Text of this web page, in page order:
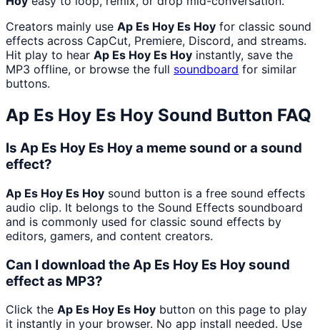
Creators mainly use Ap Es Hoy Es Hoy for classic sound
effects across CapCut, Premiere, Discord, and streams.
Hit play to hear Ap Es Hoy Es Hoy instantly, save the
MP3 offline, or browse the full soundboard for similar
buttons.
Ap Es Hoy Es Hoy Sound Button FAQ
Is Ap Es Hoy Es Hoy a meme sound or a sound
effect?
Ap Es Hoy Es Hoy sound button is a free sound effects
audio clip. It belongs to the Sound Effects soundboard
and is commonly used for classic sound effects by
editors, gamers, and content creators.
Can I download the Ap Es Hoy Es Hoy sound
effect as MP3?
Click the Ap Es Hoy Es Hoy button on this page to play
it instantly in your browser. No app install needed. Use